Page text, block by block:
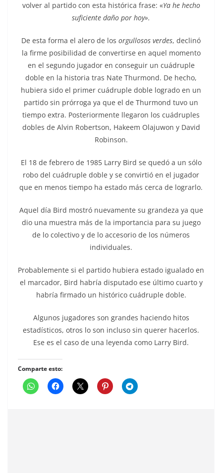
volver al partido con esta histórica frase: «Ya he hecho
suficiente daño por hoy».
De esta forma el alero de los orgullosos verdes, declinó
la firme posibilidad de convertirse en aquel momento
en el segundo jugador en conseguir un cuádruple
doble en la historia tras Nate Thurmond. De hecho,
hubiera sido el primer cuádruple doble logrado en un
partido sin prórroga ya que el de Thurmond tuvo un
tiempo extra. Posteriormente llegaron los cuádruples
dobles de Alvin Robertson, Hakeem Olajuwon y David
Robinson.
El 18 de febrero de 1985 Larry Bird se quedó a un sólo
robo del cuádruple doble y se convirtió en el jugador
que en menos tiempo ha estado más cerca de lograrlo.
Aquel día Bird mostró nuevamente su grandeza ya que
dio una muestra más de la importancia para su juego
de lo colectivo y de lo accesorio de los números
individuales.
Probablemente si el partido hubiera estado igualado en
el marcador, Bird habría disputado ese último cuarto y
habría firmado un histórico cuádruple doble.
Algunos jugadores son grandes haciendo hitos
estadísticos, otros lo son incluso sin querer hacerlos.
Ese es el caso de una leyenda como Larry Bird.
Comparte esto: